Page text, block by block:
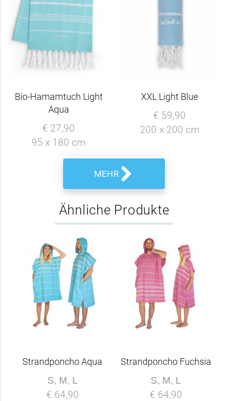
Bio-Hamamtuch Light
Aqua
€ 27,90
95 x 180 cm
XXL Light Blue
€ 59,90
200 x 200 cm
MEHR
Ähnliche Produkte
Strandponcho Aqua
S, M, L
€ 64,90
Strandponcho Fuchsia
S, M, L
€ 64,90